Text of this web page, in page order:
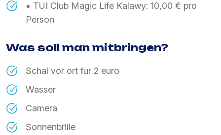
• TUI Club Magic Life Kalawy: 10,00 € pro
Person
Was soll man mitbringen?
Schal vor ort fur 2 euro
Wasser
Camera
Sonnenbrille